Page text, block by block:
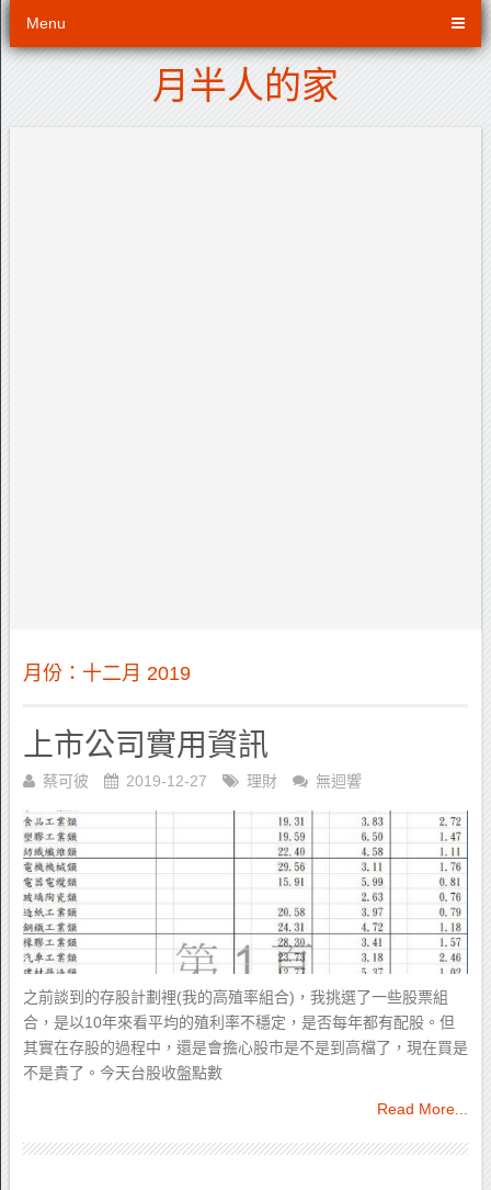
Menu
月半人的家
月份：十二月 2019
上市公司實用資訊
蔡可彼 2019-12-27 理財 無迴響
之前談到的存股計劃裡(我的高殖率組合)，我挑選了一些股票組
合，是以10年來看平均的殖利率不穩定，是否每年都有配股。但
其實在存股的過程中，還是會擔心股市是不是到高檔了，現在買是
不是貴了。今天台股收盤點數
Read More...